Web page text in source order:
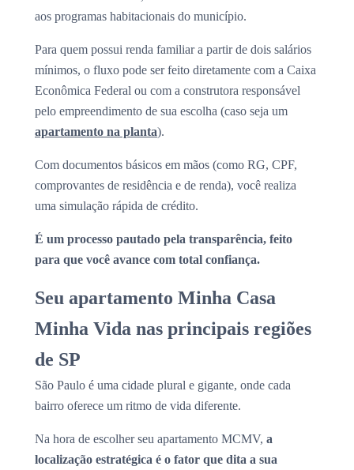
aos programas habitacionais do município.
Para quem possui renda familiar a partir de dois salários
mínimos, o fluxo pode ser feito diretamente com a Caixa
Econômica Federal ou com a construtora responsável
pelo empreendimento de sua escolha (caso seja um
apartamento na planta).
Com documentos básicos em mãos (como RG, CPF,
comprovantes de residência e de renda), você realiza
uma simulação rápida de crédito.
É um processo pautado pela transparência, feito
para que você avance com total confiança.
Seu apartamento Minha Casa
Minha Vida nas principais regiões
de SP
São Paulo é uma cidade plural e gigante, onde cada
bairro oferece um ritmo de vida diferente.
Na hora de escolher seu apartamento MCMV, a
localização estratégica é o fator que dita a sua